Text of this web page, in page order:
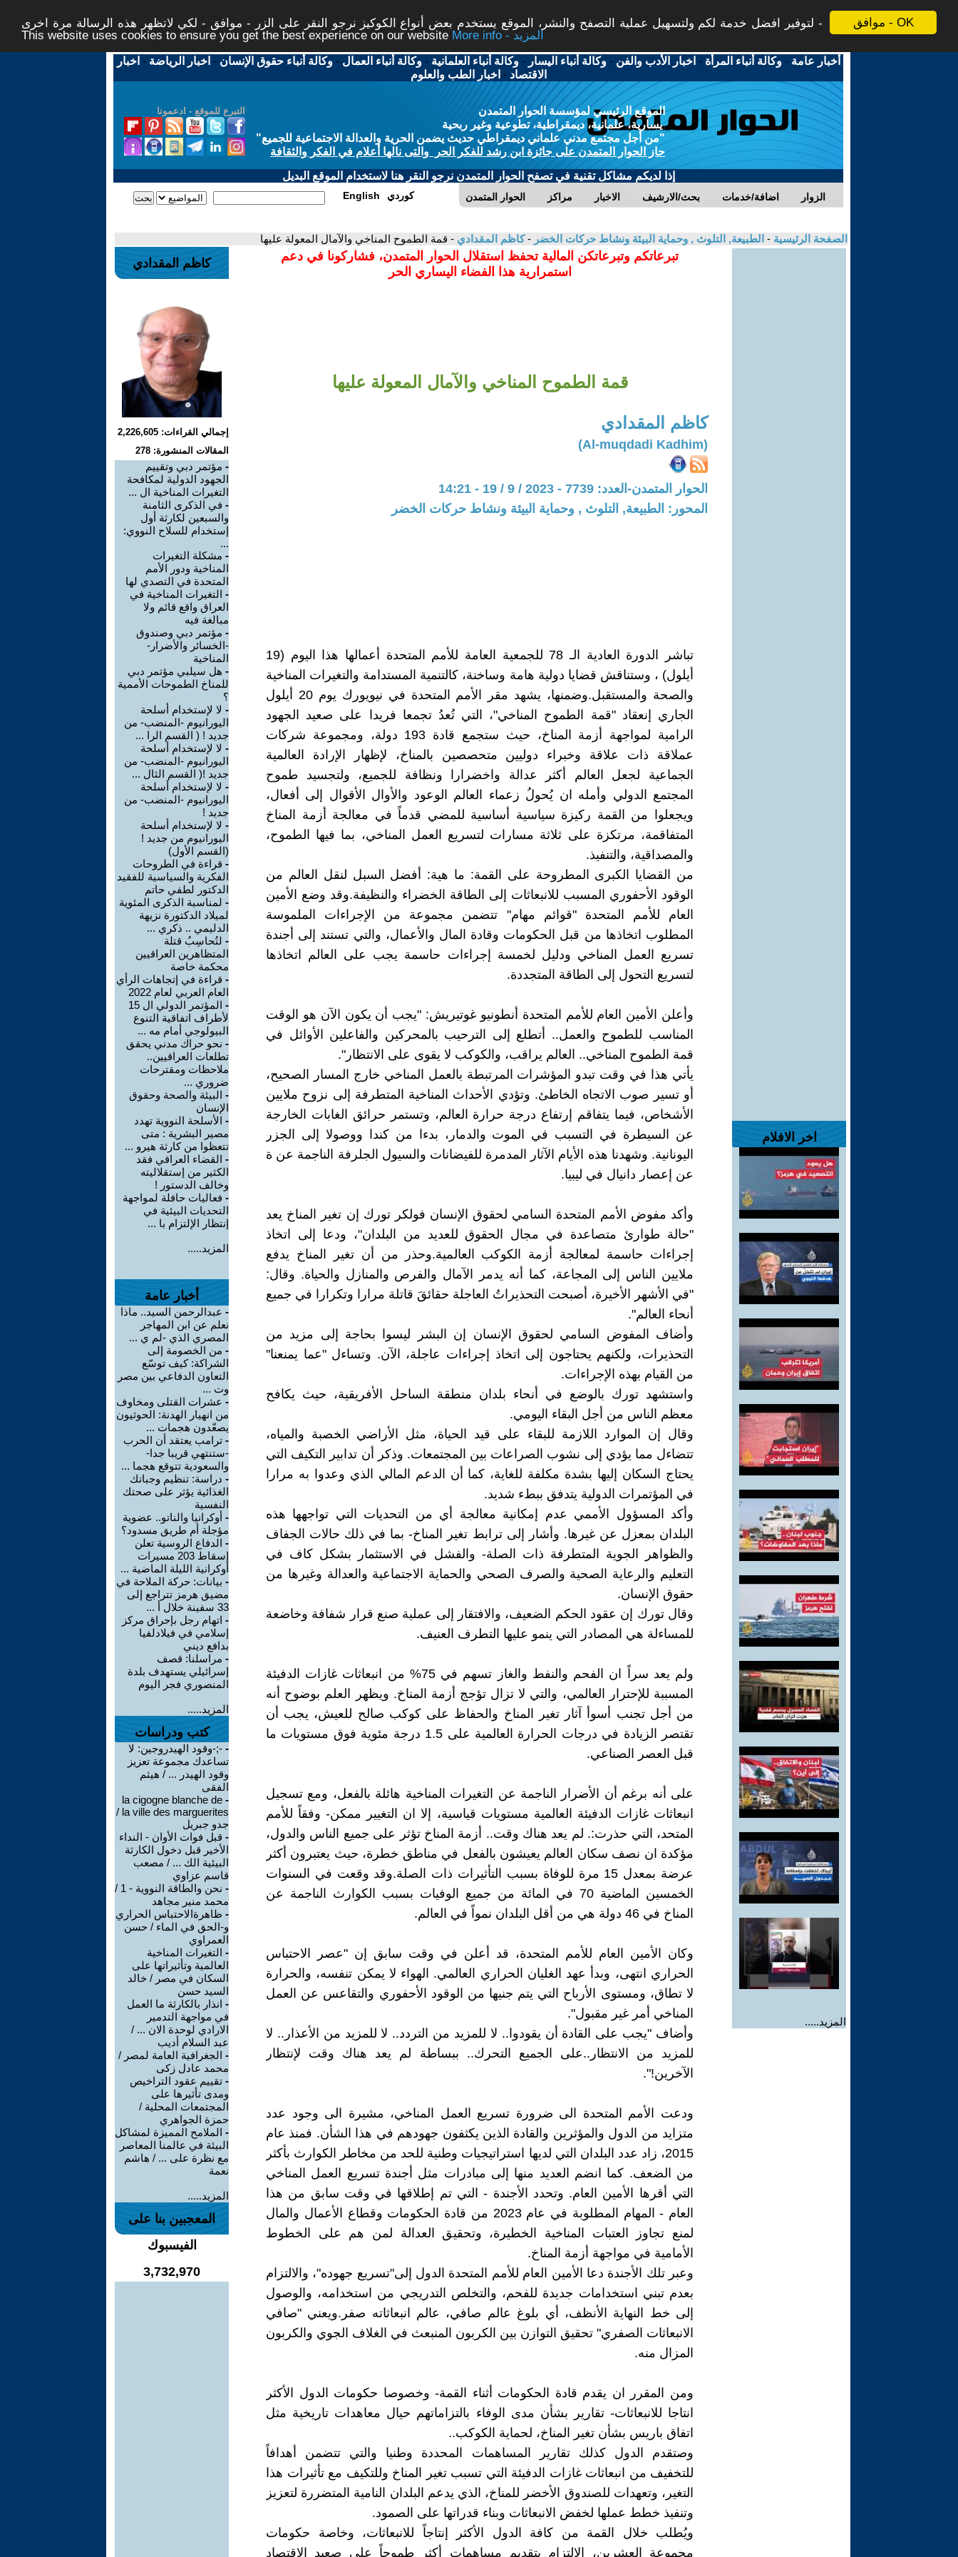
موافق - OK
لتوفير افضل خدمة لكم ولتسهيل عملية التصفح والنشر، الموقع يستخدم بعض أنواع الكوكيز نرجو النقر على الزر - موافق - لكي لاتظهر هذه الرسالة مرة اخرى -
This website uses cookies to ensure you get the best experience on our website
More info - المزيد
أخبار عامة -وكالة أنباء المرأة - اخبار الأدب والفن -وكالة أنباء اليسار -وكالة أنباء العلمانية -وكالة أنباء العمال -وكالة أنباء حقوق الإنسان - اخبار الرياضة - اخبار
الاقتصاد - اخبار الطب والعلوم
التبرع للموقع - ادعمونا
الموقع الرئيسي لمؤسسة الحوار المتمدن
يسارية، علمانية، ديمقراطية، تطوعية وغير ربحية
"من أجل مجتمع مدني علماني ديمقراطي حديث يضمن الحرية والعدالة الاجتماعية للجميع"
حاز الحوار المتمدن على جائزة ابن رشد للفكر الحر والتى نالها أعلام في الفكر والثقافة
إذا لديكم مشاكل تقنية في تصفح الحوار المتمدن نرجو النقر هنا لاستخدام الموقع البديل
الحوار المتمدن مراكز الاخبار بحث/الارشيف اضافة/خدمات الزوار English كوردي
الصفحة الرئيسية - الطبيعة, التلوث , وحماية البيئة ونشاط حركات الخضر -كاظم المقدادي - قمة الطموح المناخي والآمال المعولة عليها
اخر الافلام
المزيد.....
تبرعاتكم وتبرعاتكن المالية تحفظ استقلال الحوار المتمدن، فشاركونا في دعم
استمرارية هذا الفضاء اليساري الحر
قمة الطموح المناخي والآمال المعولة عليها
كاظم المقدادي
(Al-muqdadi Kadhim)
الحوار المتمدن-العدد: 7739 - 2023 / 9 / 19 - 14:21
المحور: الطبيعة, التلوث , وحماية البيئة ونشاط حركات الخضر
تباشر الدورة العادية الـ 78 للجمعية العامة للأمم المتحدة أعمالها هذا اليوم (19
أيلول) ، وستناقش قضايا دولية هامة وساخنة، كالتنمية المستدامة والتغيرات المناخية
والصحة والمستقبل.وضمنها، يشهد مقر الأمم المتحدة في نيويورك يوم 20 أيلول
الجاري إنعقاد "قمة الطموح المناخي"، التي تُعدُ تجمعا فريدا على صعيد الجهود
الرامية لمواجهة أزمة المناخ، حيث ستجمع قادة 193 دولة، ومجموعة شركات
عملاقة ذات علاقة وخبراء دوليين متحصصين بالمناخ، لإظهار الإرادة العالمية
الجماعية لجعل العالم أكثر عدالة واخضرارا ونظافة للجميع، ولتجسيد طموح
المجتمع الدولي وأمله ان يُحولُ زعماء العالم الوعود والأوال الأقوال إلى أفعال،
ويجعلوا من القمة ركيزة سياسية أساسية للمضي قدماً في معالجة أزمة المناخ
المتفاقمة، مرتكزة على ثلاثة مسارات لتسريع العمل المناخي، بما فيها الطموح،
والمصداقية، والتنفيذ.
من القضايا الكبرى المطروحة على القمة: ما هية: أفضل السبل لنقل العالم من
الوقود الأحفوري المسبب للانبعاثات إلى الطاقة الخضراء والنظيفة.وقد وضع الأمين
العام للأمم المتحدة "قوائم مهام" تتضمن مجموعة من الإجراءات الملموسة
المطلوب اتخاذها من قبل الحكومات وقادة المال والأعمال، والتي تستند إلى أجندة
تسريع العمل المناخي ودليل لخمسة إجراءات حاسمة يجب على العالم اتخاذها
لتسريع التحول إلى الطاقة المتجددة.
وأعلن الأمين العام للأمم المتحدة أنطونيو غوتيريش: "يجب أن يكون الآن هو الوقت
المناسب للطموح والعمل.. أتطلع إلى الترحيب بالمحركين والفاعلين الأوائل في
قمة الطموح المناخي.. العالم يراقب، والكوكب لا يقوى على الانتظار".
يأتي هذا في وقت تبدو المؤشرات المرتبطة بالعمل المناخي خارج المسار الصحيح،
أو تسير صوب الاتجاه الخاطئ. وتؤدي الأحداث المناخية المتطرفة إلى نزوح ملايين
الأشخاص، فيما يتفاقم إرتفاع درجة حرارة العالم، وتستمر حرائق الغابات الخارجة
عن السيطرة في التسبب في الموت والدمار، بدءا من كندا ووصولا إلى الجزر
اليونانية. وشهدنا هذه الأيام الآثار المدمرة للفيضانات والسيول الجلرفة الناجمة عن ة
عن إعصار دانيال في ليبيا.
وأكد مفوض الأمم المتحدة السامي لحقوق الإنسان فولكر تورك إن تغير المناخ يعد
"حالة طوارئ متصاعدة في مجال الحقوق للعديد من البلدان"، ودعا إلى اتخاذ
إجراءات حاسمة لمعالجة أزمة الكوكب العالمية.وحذر من أن تغير المناخ يدفع
ملايين الناس إلى المجاعة، كما أنه يدمر الآمال والفرص والمنازل والحياة. وقال:
"في الأشهر الأخيرة، أصبحت التحذيراتُ العاجلة حقائقَ قاتلة مرارا وتكرارا في جميع
أنحاء العالم".
وأضاف المفوض السامي لحقوق الإنسان إن البشر ليسوا بحاجة إلى مزيد من
التحذيرات، ولكنهم يحتاجون إلى اتخاذ إجراءات عاجلة، الآن. وتساءل "عما يمنعنا"
من القيام بهذه الإجراءات.
واستشهد تورك بالوضع في أنحاء بلدان منطقة الساحل الأفريقية، حيث يكافح
معظم الناس من أجل البقاء اليومي.
وقال إن الموارد اللازمة للبقاء على قيد الحياة، مثل الأراضي الخصبة والمياه،
تتضاءل مما يؤدي إلى نشوب الصراعات بين المجتمعات. وذكر أن تدابير التكيف التي
يحتاج السكان إليها بشدة مكلفة للغاية، كما أن الدعم المالي الذي وعدوا به مرارا
في المؤتمرات الدولية يتدفق ببطء شديد.
وأكد المسؤول الأممي عدم إمكانية معالجة أي من التحديات التي تواجهها هذه
البلدان بمعزل عن غيرها. وأشار إلى ترابط تغير المناخ- بما في ذلك حالات الجفاف
والظواهر الجوية المتطرفة ذات الصلة- والفشل في الاستثمار بشكل كاف في
التعليم والرعاية الصحية والصرف الصحي والحماية الاجتماعية والعدالة وغيرها من
حقوق الإنسان.
وقال تورك إن عقود الحكم الضعيف، والافتقار إلى عملية صنع قرار شفافة وخاضعة
للمساءلة هي المصادر التي ينمو عليها التطرف العنيف.
ولم يعد سراً ان الفحم والنفط والغاز تسهم في 75% من انبعاثات غازات الدفيئة
المسببة للإحترار العالمي، والتي لا تزال تؤجج أزمة المناخ. ويظهر العلم بوضوح أنه
من أجل تجنب أسوأ آثار تغير المناخ والحفاظ على كوكب صالح للعيش، يجب أن
تقتصر الزيادة في درجات الحرارة العالمية على 1.5 درجة مئوية فوق مستويات ما
قبل العصر الصناعي.
على أنه برغم أن الأضرار الناجمة عن التغيرات المناخية هائلة بالفعل، ومع تسجيل
انبعاثات غازات الدفيئة العالمية مستويات قياسية، إلا ان التغيير ممكن- وفقاً للأمم
المتحد، التي حذرت:. لم يعد هناك وقت.. أزمة المناخ تؤثر على جميع الناس والدول،
مؤكدة ان نصف سكان العالم يعيشون بالفعل في مناطق خطرة، حيث يعتبرون أكثر
عرضة بمعدل 15 مرة للوفاة بسبب التأثيرات ذات الصلة.وقد وقعت في السنوات
الخمسين الماضية 70 في المائة من جميع الوفيات بسبب الكوارث الناجمة عن
المناخ في 46 دولة هي من أقل البلدان نمواً في العالم.
وكان الأمين العام للأمم المتحدة، قد أعلن في وقت سابق إن "عصر الاحتباس
الحراري انتهى، وبدأ عهد الغليان الحراري العالمي. الهواء لا يمكن تنفسه، والحرارة
لا تطاق، ومستوى الأرباح التي يتم جنيها من الوقود الأحفوري والتقاعس عن العمل
المناخي أمر غير مقبول".
وأضاف "يجب على القادة أن يقودوا.. لا للمزيد من التردد.. لا للمزيد من الأعذار.. لا
للمزيد من الانتظار..على الجميع التحرك.. ببساطة لم يعد هناك وقت لإنتظار
الآخرين!".
ودعت الأمم المتحدة الى ضرورة تسريع العمل المناخي، مشيرة الى وجود عدد
متزايد من الدول والمؤثرين والقادة الذين يكثفون جهودهم في هذا الشأن. فمنذ عام
2015، زاد عدد البلدان التي لديها استراتيجيات وطنية للحد من مخاطر الكوارث بأكثر
من الضعف. كما انضم العديد منها إلى مبادرات مثل أجندة تسريع العمل المناخي
التي أقرها الأمين العام. وتحدد الأجندة - التي تم إطلاقها في وقت سابق من هذا
العام - المهام المطلوبة في عام 2023 من قادة الحكومات وقطاع الأعمال والمال
لمنع تجاوز العتبات المناخية الخطيرة، وتحقيق العدالة لمن هم على الخطوط
الأمامية في مواجهة أزمة المناخ.
وعبر تلك الأجندة دعا الأمين العام للأمم المتحدة الدول إلى"تسريع جهوده"، والالتزام
بعدم تبني استخدامات جديدة للفحم، والتخلص التدريجي من استخدامه، والوصول
إلى خط النهاية الأنظف، أي بلوغ عالم صافي، عالم انبعاثاته صفر.ويعني "صافي
الانبعاثات الصفري" تحقيق التوازن بين الكربون المنبعث في الغلاف الجوي والكربون
المزال منه.
ومن المقرر ان يقدم قادة الحكومات أثناء القمة- وخصوصا حكومات الدول الأكثر
انتاجا للانبعاثات- تقارير بشأن مدى الوفاء بالتزاماتهم حيال معاهدات تاريخية مثل
اتفاق باريس بشأن تغير المناخ، لحماية الكوكب..
وصتقدم الدول كذلك تقارير المساهمات المحددة وطنيا والتي تتضمن أهدافاً
للتخفيف من انبعاثات غازات الدفيئة التي تسبب تغير المناخ وللتكيف مع تأثيرات هذا
التغير، وتعهدات للصندوق الأخضر للمناخ، الذي يدعم البلدان النامية المتضررة لتعزيز
وتنفيذ خطط عملها لخفض الانبعاثات وبناء قدراتها على الصمود.
ويُطلب خلال القمة من كافة الدول الأكثر إنتاجاً للانبعاثات، وخاصة حكومات
مجموعة العشرين، الالتزام بتقديم مساهمات أكثر طموحاً على صعيد الاقتصاد
كاظم المقدادي
إجمالي القراءات: 2,226,605
المقالات المنشورة: 278
- مؤتمر دبي وتقييم
الجهود الدولية لمكافحة
التغيرات المناخية ال ...
- في الذكرى الثامنة
والسبعين لكارثة أول
إستخدام للسلاح النووي:
...
- مشكلة التغيرات
المناخية ودور الأمم
المتحدة في التصدي لها
- التغيرات المناخية في
العراق واقع قائم ولا
مبالغة فيه
- مؤتمر دبي وصندوق
-الخسائر والأضرار-
المناخية
- هل سيلبي مؤتمر دبي
للمناخ الطموحات الأممية
؟
- لا لإستخدام أسلحة
اليورانيوم -المنضب- من
جديد ! ( القسم الرا ...
- لا لإستخدام أسلحة
اليورانيوم -المنضب- من
جديد !( القسم الثال ...
- لا لإستخدام أسلحة
اليورانيوم -المنضب- من
جديد !
- لا لإستخدام أسلحة
اليورانيوم من جديد !
(القسم الأول)
- قراءة في الطروحات
الفكرية والسياسية للفقيد
الدكتور لطفي حاتم
- لمناسبة الذكرى المئوية
لميلاد الدكتورة نزيهة
الدليمي .. ذكري ...
- لتُحاسِبُ قتلة
المتظاهرين العراقيين
محكمة خاصة
- قراءة في إتجاهات الرأي
العام العربي لعام 2022
-
المؤتمر الدولي ال 15
لأطراف اتفاقية التنوع
البيولوجي أمام مه ...
- نحو حراك مدني يحقق
تطلعات العراقيين..
ملاحظات ومقترحات
ضروري ...
- البيئة والصحة وحقوق
الإنسان
- الأسلحة النووية تهدد
مصير البشرية : متى
تتعظوا من كارثة هيرو ...
- القضاء العراقي فقد
الكثير من إستقلاليته
وخالف الدستور !
- فعاليات حافلة لمواجهة
التحديات البيئية في
إنتظار الإلتزام با ...
المزيد.....
أخبار عامة
- عبدالرحمن السيد.. ماذا
نعلم عن ابن المهاجر
المصري الذي -لم ي ...
- من الخصومة إلى
الشراكة: كيف توسّع
التعاون الدفاعي بين مصر
وت ...
- عشرات القتلى ومخاوف
من انهيار الهدنة: الحوثيون
يصعّدون هجمات ...
- ترامب يعتقد أن الحرب
-ستنتهي قريبا جدا-
والسعودية تتوقع هجما ...
- دراسة: تنظيم وجباتك
الغذائية يؤثر على صحتك
النفسية
- أوكرانيا والناتو.. عضوية
مؤجلة أم طريق مسدود؟
- الدفاع الروسية تعلن
إسقاط 203 مسيرات
أوكرانية الليلة الماضية ...
- بيانات: حركة الملاحة في
مضيق هرمز تتراجع إلى
33 سفينة خلال أ ...
- اتهام رجل بإحراق مركز
إسلامي في فيلادلفيا
بدافع ديني
- مراسلنا: قصف
إسرائيلي يستهدف بلدة
المنصوري فجر اليوم
المزيد.....
كتب ودراسات
- ‫-;-وقود الهيدروجين: لا
تساعدك مجموعة تعزيز
وقود الهيدر ... / هيثم
الفقى
-
la cigogne blanche de
la ville des marguerites /
جدو جبريل
- قبل فوات الأوان - النداء
الأخير قبل دخول الكارثة
البيئية الك ... / مصعب
قاسم عزاوي
-
نحن والطاقة النووية - 1 /
محمد منير مجاهد
- ظاهرةالاحتباس الحراري
و-الحق في الماء / حسن
العمراوي
- التغيرات المناخية
العالمية وتأثيراتها على
السكان في مصر / خالد
السيد حسن
- انذار بالكارثة ما العمل
في مواجهة التدمير
الارادي لوحدة الان ... /
عبد السلام أديب
- الجغرافية العامة لمصر /
محمد عادل زكى
- تقييم عقود التراخيص
ومدى تأثيرها على
المجتمعات المحلية /
حمزة الجواهري
- الملامح المميزة لمشاكل
البيئة في عالمنا المعاصر
مع نظرة على ... / هاشم
نعمة
المزيد.....
المعجبين بنا على
الفيسبوك
3,732,970